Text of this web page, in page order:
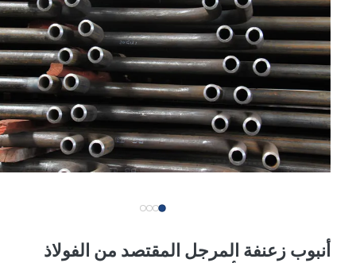
أنبوب زعنفة المرجل المقتصد من الفولاذ